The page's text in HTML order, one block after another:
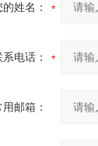
的姓名：
系电话：
用邮箱：